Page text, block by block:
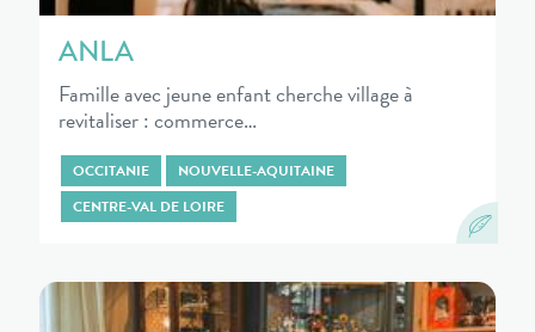
ANLA
Famille avec jeune enfant cherche village à
revitaliser : commerce…
OCCITANIE
NOUVELLE-AQUITAINE
CENTRE-VAL DE LOIRE